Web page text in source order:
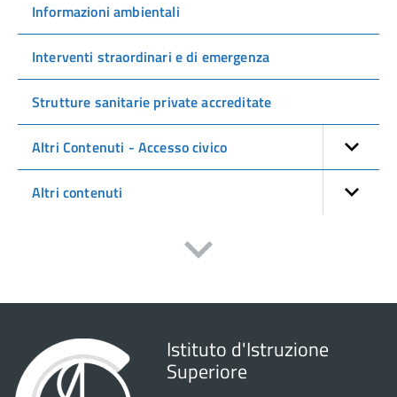
Informazioni ambientali
Interventi straordinari e di emergenza
Strutture sanitarie private accreditate
Altri Contenuti - Accesso civico
Altri contenuti
Istituto d'Istruzione
Superiore